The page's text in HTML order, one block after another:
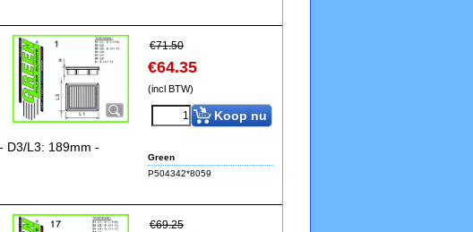
€71.50
€64.35
(incl BTW)
Koop nu
Green
P504342*8059
D3/L3: 189mm -
€69.25